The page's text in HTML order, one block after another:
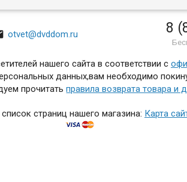
otvet@dvddom.ru 8
нашего сайта в соответствии с
данных,вам необходимо
прочитатьправила возврата товара и
страниц нашего магазина: Карта